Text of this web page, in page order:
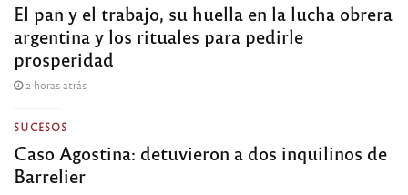
El pan y el trabajo, su huella en la lucha obrera
argentina y los rituales para pedirle
prosperidad
2 horas atrás
SUCESOS
Caso Agostina: detuvieron a dos inquilinos de
Barrelier